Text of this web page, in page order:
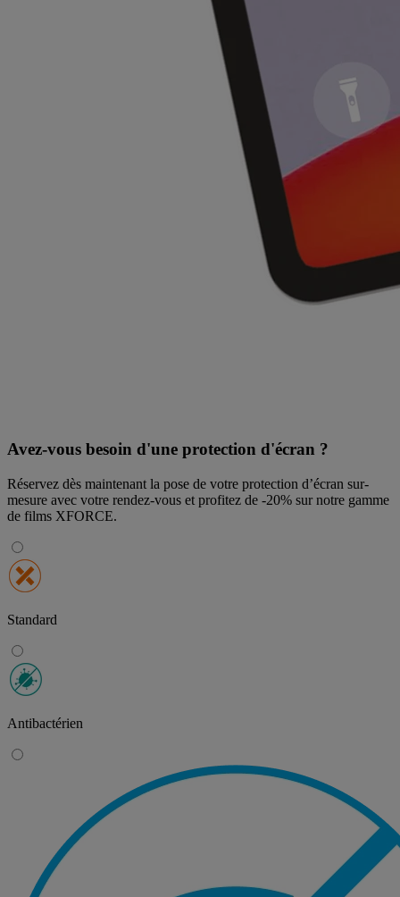
Avez-vous besoin d'une protection d'écran ?
Réservez dès maintenant la pose de votre protection d’écran sur-
mesure avec votre rendez-vous et profitez de -20% sur notre gamme
de films XFORCE.
Standard
Antibactérien